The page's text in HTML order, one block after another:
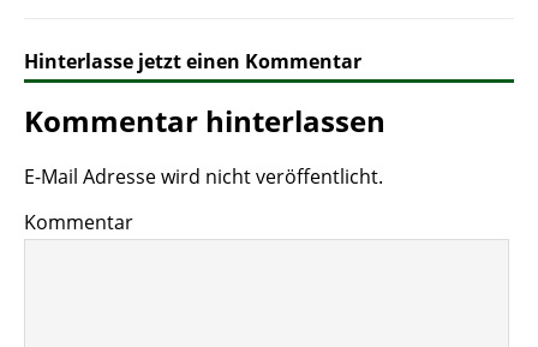
Hinterlasse jetzt einen Kommentar
Kommentar hinterlassen
E-Mail Adresse wird nicht veröffentlicht.
Kommentar